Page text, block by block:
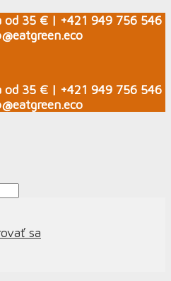
od 35 € | +421 949 756 546
od 35 € | +421 949 756 546
sa